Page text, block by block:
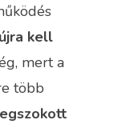
kell
mert a
több